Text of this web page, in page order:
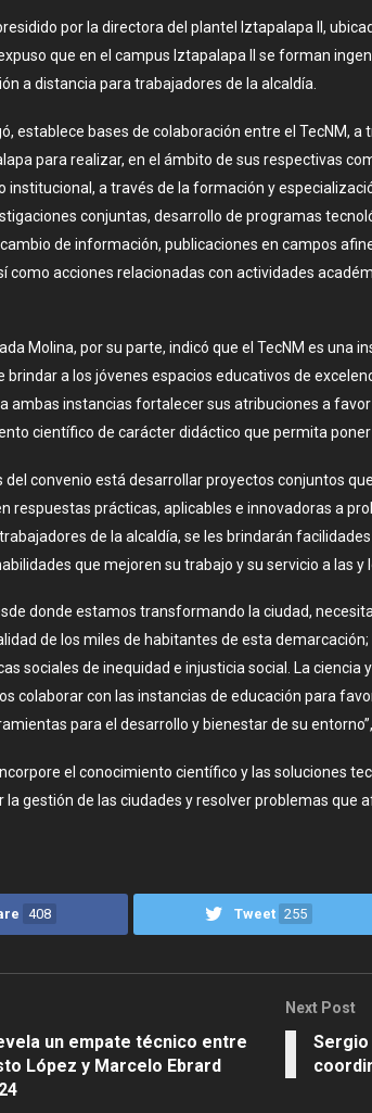
por la directora del plantel Iztapalapa II,
que en el campus Iztapalapa II se forman
a distancia para trabajadores de la alcaldía.
establece bases de colaboración entre el TecNM,
para realizar, en el ámbito de sus respectivas
institucional, a través de la formación y
conjuntas, desarrollo de programas
de información, publicaciones en campos
como acciones relacionadas con actividades
Molina, por su parte, indicó que el TecNM es una
brindar a los jóvenes espacios educativos de
ambas instancias fortalecer sus atribuciones a
científico de carácter didáctico que permita
del convenio está desarrollar proyectos conjuntos
respuestas prácticas, aplicables e innovadoras a
de la alcaldía, se les brindarán
que mejoren su trabajo y su servicio a las y
donde estamos transformando la ciudad,
de los miles de habitantes de esta
sociales de inequidad e injusticia social. La ciencia
colaborar con las instancias de educación para
para el desarrollo y bienestar de su
el conocimiento científico y las soluciones
la gestión de las ciudades y resolver problemas que
408 Tweet 255
un empate técnico entre
López y Marcelo Ebrard
Next Post
Sergio